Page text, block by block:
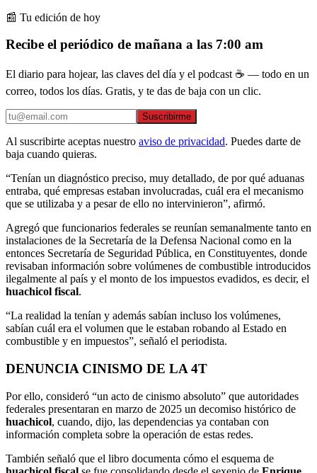
📰 Tu edición de hoy
Recibe el periódico de mañana a las 7:00 am
El diario para hojear, las claves del día y el podcast ☕ — todo en un
correo, todos los días. Gratis, y te das de baja con un clic.
Suscribirme
Al suscribirte aceptas nuestro aviso de privacidad. Puedes darte de
baja cuando quieras.
“Tenían un diagnóstico preciso, muy detallado, de por qué aduanas
entraba, qué empresas estaban involucradas, cuál era el mecanismo
que se utilizaba y a pesar de ello no intervinieron”, afirmó.
Agregó que funcionarios federales se reunían semanalmente tanto en
instalaciones de la Secretaría de la Defensa Nacional como en la
entonces Secretaría de Seguridad Pública, en Constituyentes, donde
revisaban información sobre volúmenes de combustible introducidos
ilegalmente al país y el monto de los impuestos evadidos, es decir, el
huachicol fiscal.
“La realidad la tenían y además sabían incluso los volúmenes,
sabían cuál era el volumen que le estaban robando al Estado en
combustible y en impuestos”, señaló el periodista.
DENUNCIA CINISMO DE LA 4T
Por ello, consideró “un acto de cinismo absoluto” que autoridades
federales presentaran en marzo de 2025 un decomiso histórico de
huachicol, cuando, dijo, las dependencias ya contaban con
información completa sobre la operación de estas redes.
También señaló que el libro documenta cómo el esquema de